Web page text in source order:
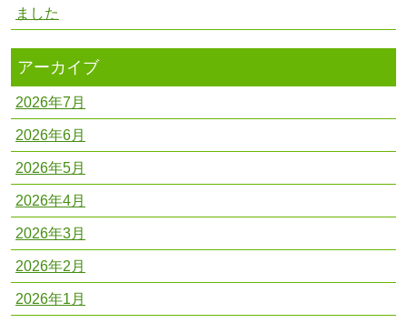
ました
アーカイブ
2026年7月
2026年6月
2026年5月
2026年4月
2026年3月
2026年2月
2026年1月